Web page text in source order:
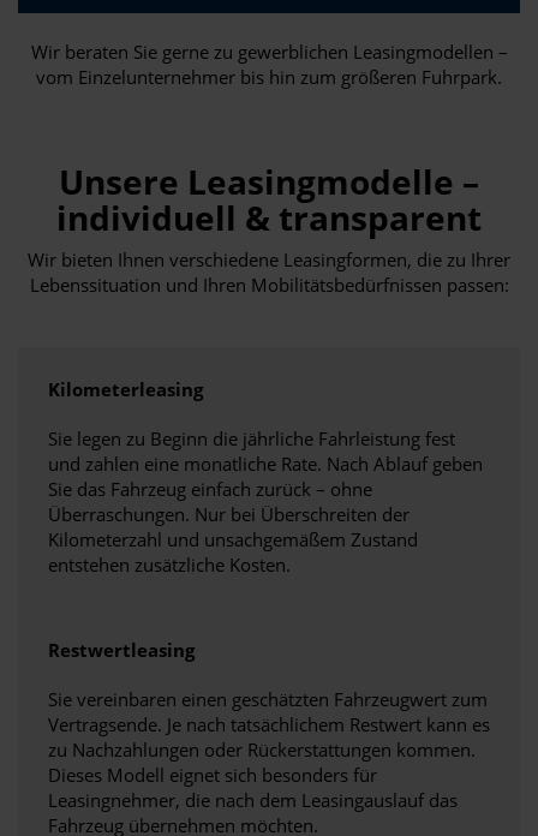
Wir beraten Sie gerne zu gewerblichen Leasingmodellen –
vom Einzelunternehmer bis hin zum größeren Fuhrpark.
Unsere Leasingmodelle –
individuell & transparent
Wir bieten Ihnen verschiedene Leasingformen, die zu Ihrer
Lebenssituation und Ihren Mobilitätsbedürfnissen passen:
Kilometerleasing
Sie legen zu Beginn die jährliche Fahrleistung fest
und zahlen eine monatliche Rate. Nach Ablauf geben
Sie das Fahrzeug einfach zurück – ohne
Überraschungen. Nur bei Überschreiten der
Kilometerzahl und unsachgemäßem Zustand
entstehen zusätzliche Kosten.
Restwertleasing
Sie vereinbaren einen geschätzten Fahrzeugwert zum
Vertragsende. Je nach tatsächlichem Restwert kann es
zu Nachzahlungen oder Rückerstattungen kommen.
Dieses Modell eignet sich besonders für
Leasingnehmer, die nach dem Leasingauslauf das
Fahrzeug übernehmen möchten.